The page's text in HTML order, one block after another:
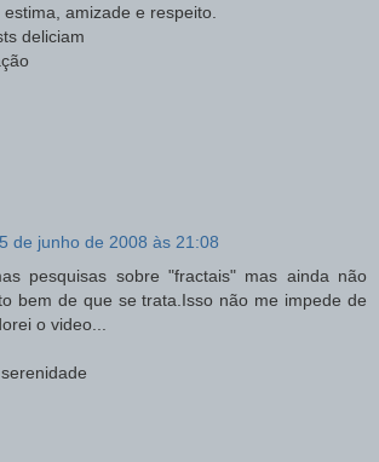
estima, amizade e respeito.
deliciam
de junho de 2008 às 21:08
pesquisas sobre "fractais" mas ainda não
bem de que se trata.Isso não me impede de
o video...